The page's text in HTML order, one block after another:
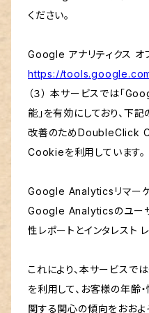
ください。
Google アナリティクス オ
https://
（３） 本サービスでは「
能」を有効にしており、下
改善のためDoubleClick
Cookieを利用しています。
Google Analyticsリマーケ
Google Analyticsのユー
性レポートとインタレスト
これにより、本サービス
を利用して、お客様の年齢
関する関心の傾向をおお